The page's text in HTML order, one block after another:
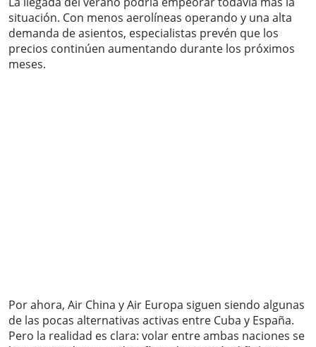
situación. Con menos aerolíneas operando y una alta
demanda de asientos, especialistas prevén que los
precios continúen aumentando durante los próximos
meses.
Por ahora, Air China y Air Europa siguen siendo algunas
de las pocas alternativas activas entre Cuba y España.
Pero la realidad es clara: volar entre ambas naciones se